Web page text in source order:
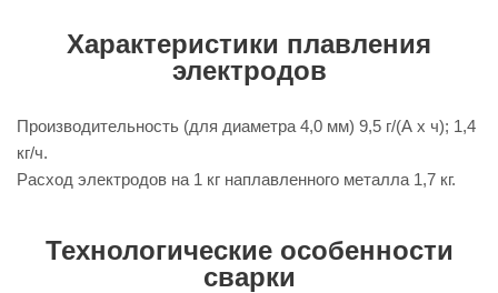
Характеристики плавления
электродов
Производительность (для диаметра 4,0 мм) 9,5 г/(А х ч); 1,4
кг/ч.
Расход электродов на 1 кг наплавленного металла 1,7 кг.
Технологические особенности
сварки